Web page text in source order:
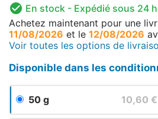
 En stock - Expédié sous 24
Achetez maintenant pour une
11/08/2026 et le 12/08/2026
Voir toutes les options de
Disponible dans les
50 g 10,60 €